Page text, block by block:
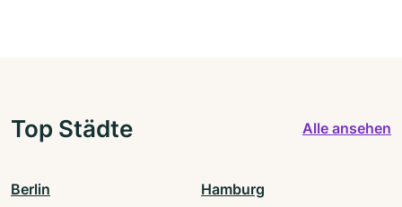
Top Städte Alle ansehen
Berlin Hamburg